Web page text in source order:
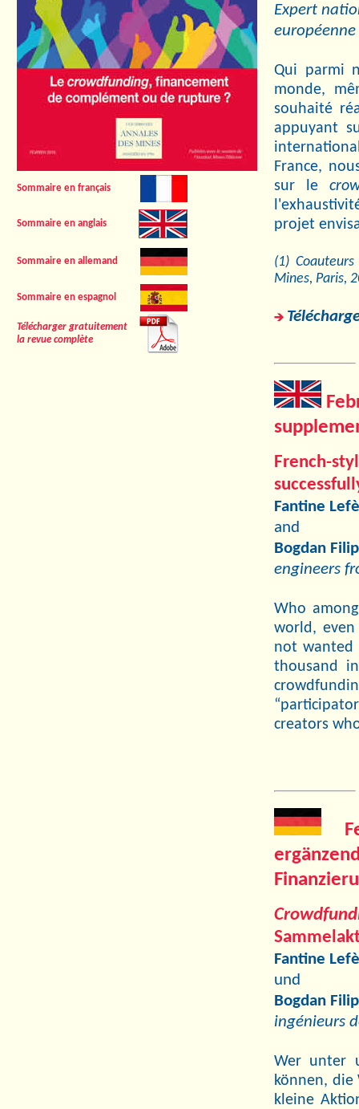
Sommaire en français
Sommaire en anglais
Sommaire en allemand
Sommaire en espagnol
Télécharger gratuitement
la revue complète
Expert
européenne
Qui parmi
monde,
souhaité
appuyant
France,
sur le
projet
(1)
Mines, Paris,
French-
Fantine
and
Bogdan
engineers
Who
world,
not wanted
thousand
creators
Fantine
und
Bogdan
ingénieurs
Wer unter
können,
kleine